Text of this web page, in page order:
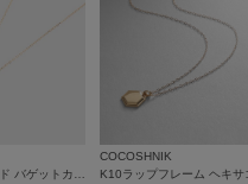
K10ダイヤモンド バゲットカット1石パヴェ スクエアネックレス
COCOSHNIK